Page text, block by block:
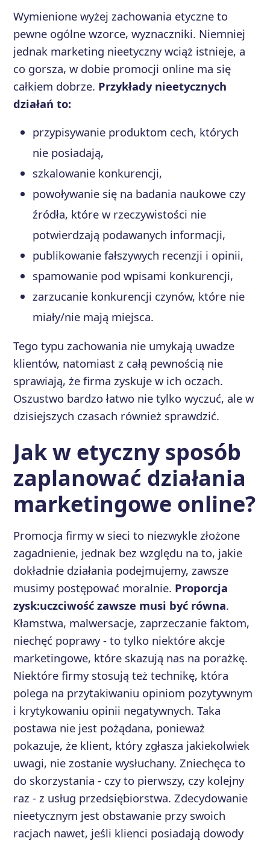
Wymienione wyżej zachowania etyczne to
pewne ogólne wzorce, wyznaczniki. Niemniej
jednak marketing nieetyczny wciąż istnieje, a
co gorsza, w dobie promocji online ma się
całkiem dobrze. Przykłady nieetycznych
działań to:
przypisywanie produktom cech, których
nie posiadają,
szkalowanie konkurencji,
powoływanie się na badania naukowe czy
źródła, które w rzeczywistości nie
potwierdzają podawanych informacji,
publikowanie fałszywych recenzji i opinii,
spamowanie pod wpisami konkurencji,
zarzucanie konkurencji czynów, które nie
miały/nie mają miejsca.
Tego typu zachowania nie umykają uwadze
klientów, natomiast z całą pewnością nie
sprawiają, że firma zyskuje w ich oczach.
Oszustwo bardzo łatwo nie tylko wyczuć, ale w
dzisiejszych czasach również sprawdzić.
Jak w etyczny sposób
zaplanować działania
marketingowe online?
Promocja firmy w sieci to niezwykle złożone
zagadnienie, jednak bez względu na to, jakie
dokładnie działania podejmujemy, zawsze
musimy postępować moralnie. Proporcja
zysk:uczciwość zawsze musi być równa.
Kłamstwa, malwersacje, zaprzeczanie faktom,
niechęć poprawy - to tylko niektóre akcje
marketingowe, które skazują nas na porażkę.
Niektóre firmy stosują też technikę, która
polega na przytakiwaniu opiniom pozytywnym
i krytykowaniu opinii negatywnych. Taka
postawa nie jest pożądana, ponieważ
pokazuje, że klient, który zgłasza jakiekolwiek
uwagi, nie zostanie wysłuchany. Zniechęca to
do skorzystania - czy to pierwszy, czy kolejny
raz - z usług przedsiębiorstwa. Zdecydowanie
nieetycznym jest obstawanie przy swoich
racjach nawet, jeśli klienci posiadają dowody